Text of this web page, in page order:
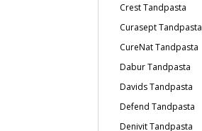
Crest Tandpasta
Curasept Tandpasta
CureNat Tandpasta
Dabur Tandpasta
Davids Tandpasta
Defend Tandpasta
Denivit Tandpasta